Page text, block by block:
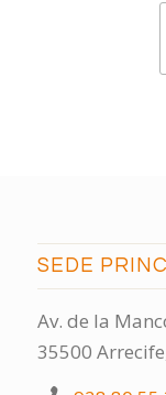
SEDE
Av. de la
35500